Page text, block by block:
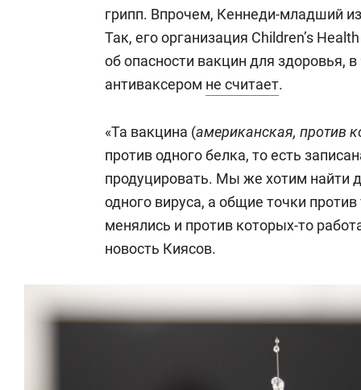
грипп. Впрочем, Кеннеди-младший
Так, его организация Children’s
об опасности вакцин для здоровья,
антиваксером не считает.
«Та вакцина (американская, против
против одного белка, то есть
продуцировать. Мы же хотим найти
одного вируса, а общие точки
менялись и против которых-то
новость Киясов.